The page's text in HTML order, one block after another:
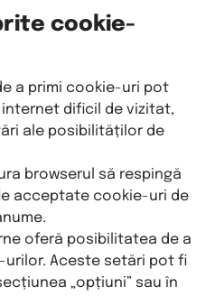
cookie-
a primi cookie-uri pot
dificil de vizitat,
ale posibilităților de
browserul să respingă
acceptate cookie-uri de
oferă posibilitatea de a
Aceste setări pot fi
„opțiuni” sau în